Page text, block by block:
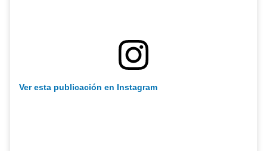
Ver esta publicación en Instagram